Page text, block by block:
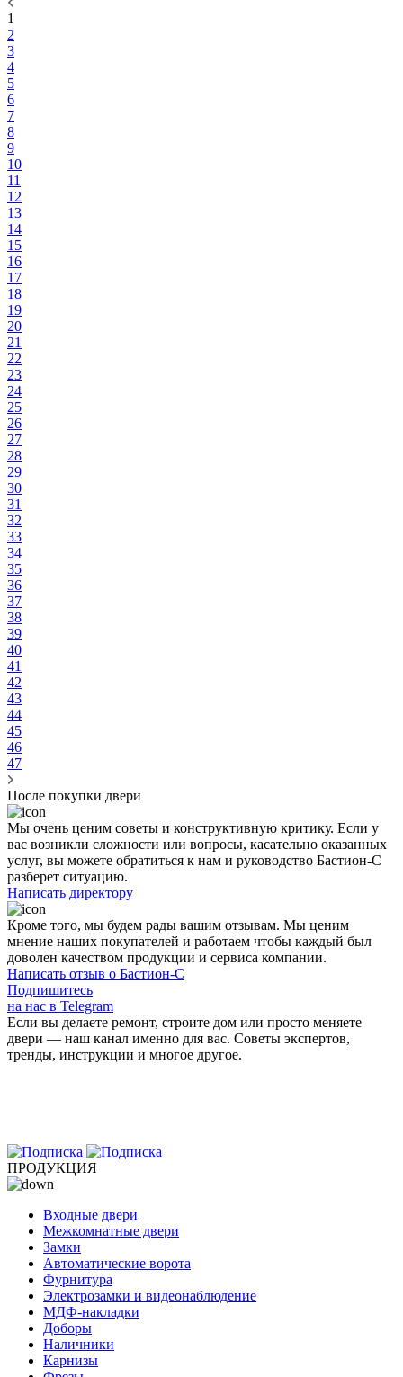
1
2
3
4
5
6
7
8
9
10
11
12
13
14
15
16
17
18
19
20
21
22
23
24
25
26
27
28
29
30
31
32
33
34
35
36
37
38
39
40
41
42
43
44
45
46
47
После покупки двери
Мы очень ценим советы и конструктивную критику. Если у
вас возникли сложности или вопросы, касательно оказанных
услуг, вы можете обратиться к нам и руководство Бастион-С
разберет ситуацию.
Написать директору
Кроме того, мы будем рады вашим отзывам. Мы ценим
мнение наших покупателей и работаем чтобы каждый был
доволен качеством продукции и сервиса компании.
Написать отзыв о Бастион-С
Подпишитесь
на нас в Telegram
Если вы делаете ремонт, строите дом или просто меняете
двери — наш канал именно для вас. Советы экспертов,
тренды, инструкции и многое другое.
ПРОДУКЦИЯ
Входные двери
Межкомнатные двери
Замки
Автоматические ворота
Фурнитура
Электрозамки и видеонаблюдение
МДФ-накладки
Доборы
Наличники
Карнизы